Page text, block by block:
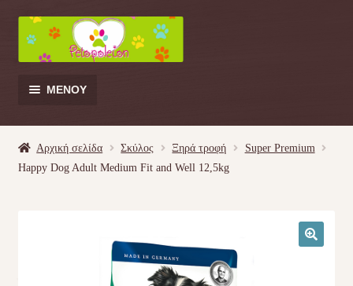
Απευθείας
μετάβαση
στην
πλοήγηση
Μετάβαση
σε
περιεχόμενο
ΜΕΝΟΎ
Αρχική σελίδα Σκύλος Ξηρά τροφή
Super Premium
Happy Dog Adult Medium Fit and Well 12,5kg